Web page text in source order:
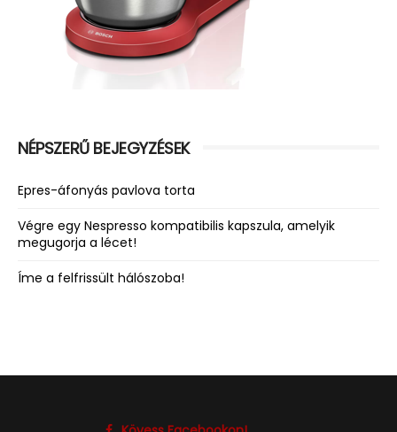
NÉPSZERŰ BEJEGYZÉSEK
Epres-áfonyás pavlova torta
Végre egy Nespresso kompatibilis kapszula, amelyik
megugorja a lécet!
Íme a felfrissült hálószoba!